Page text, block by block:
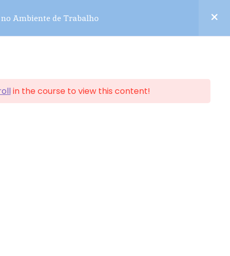
Ambiente de Trabalho
in the course to view this content!